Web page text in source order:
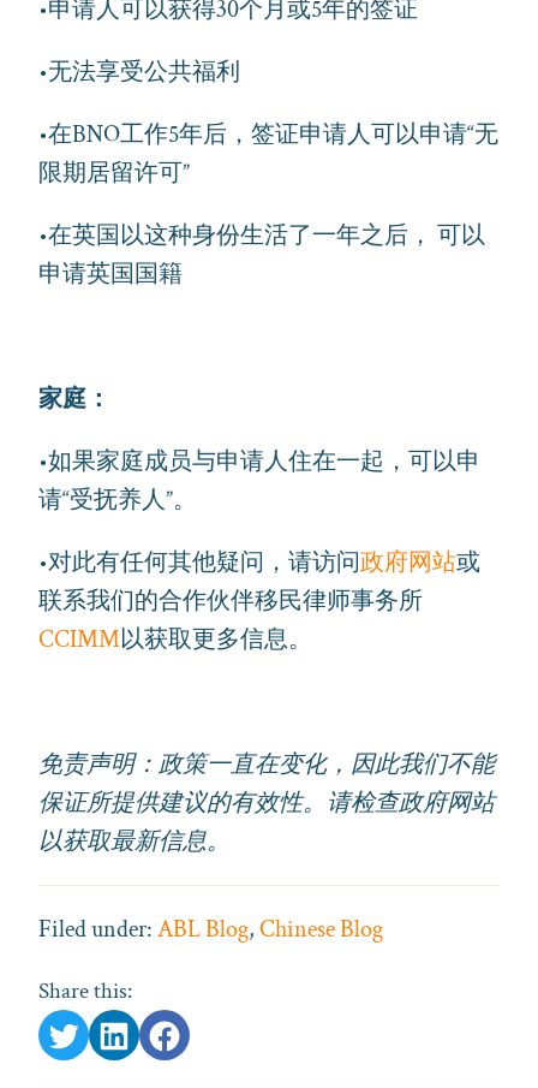
•申请人可以获得30个月或5年的签证
•无法享受公共福利
•在BNO工作5年后，签证申请人可以申请“无
限期居留许可”
•在英国以这种身份生活了一年之后， 可以
申请英国国籍
家庭：
•如果家庭成员与申请人住在一起，可以申
请“受抚养人”。
•对此有任何其他疑问，请访问政府网站或
联系我们的合作伙伴移民律师事务所
CCIMM以获取更多信息。
免责声明：政策一直在变化，因此我们不能
保证所提供建议的有效性。请检查政府网站
以获取最新信息。
Filed under:ABL Blog,Chinese Blog
Share this: